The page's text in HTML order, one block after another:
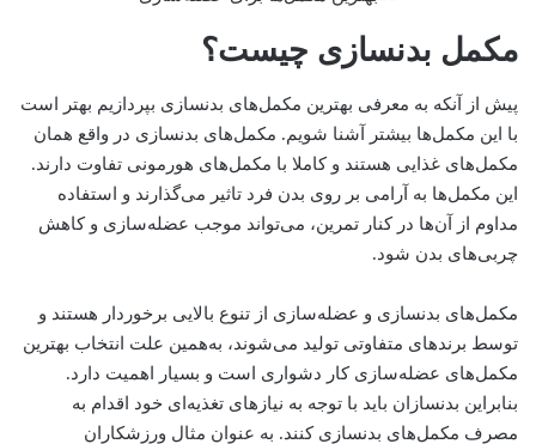
مکمل بدنسازی چیست؟
پیش از آنکه به معرفی بهترین مکمل‌های بدنسازی بپردازیم بهتر است
با این مکمل‌ها بیشتر آشنا شویم. مکمل‌های بدنسازی در واقع همان
مکمل‌های غذایی هستند و کاملا با مکمل‌های هورمونی تفاوت دارند.
این مکمل‌ها به آرامی بر روی بدن فرد تاثیر‌ می‌گذارند و استفاده
مداوم از آن‌ها در کنار تمرین،‌ می‌تواند موجب عضله‌سازی و کاهش
چربی‌های بدن شود.
مکمل‌های بدنسازی و عضله‌سازی از تنوع بالایی برخوردار هستند و
توسط برندهای متفاوتی تولید‌ می‌شوند، به‌همین علت انتخاب بهترین
مکمل‌های عضله‌سازی کار دشواری است و بسیار اهمیت دارد.
بنابراین بدنسازان باید با توجه به نیازهای تغذیه‌ای خود اقدام به
مصرف مکمل‌های بدنسازی کنند. به عنوان مثال ورزشکاران‌